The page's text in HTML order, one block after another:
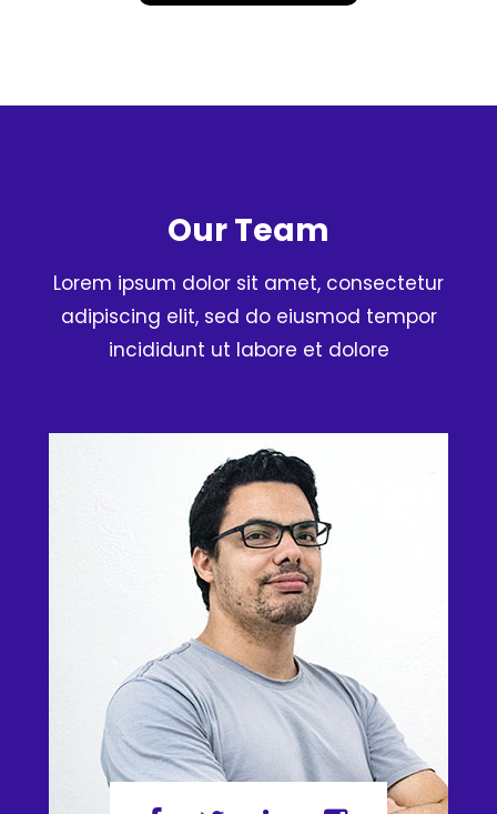
Our Team
Lorem ipsum dolor sit amet, consectetur
adipiscing elit, sed do eiusmod tempor
incididunt ut labore et dolore